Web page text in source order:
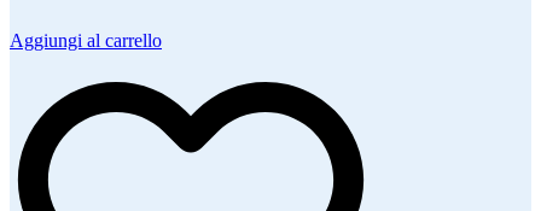
Aggiungi al carrello